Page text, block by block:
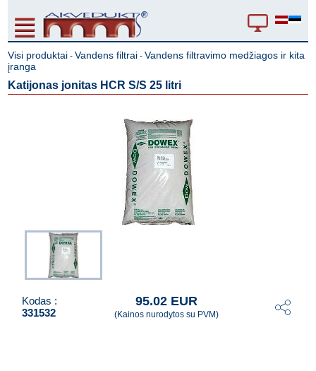
Visi produktai -Vandens filtrai -Vandens filtravimo medžiagos ir kita
įranga
Katijonas jonitas HCR S/S 25 litri
Kodas :
331532
95.02 EUR
(Kainos nurodytos su PVM)